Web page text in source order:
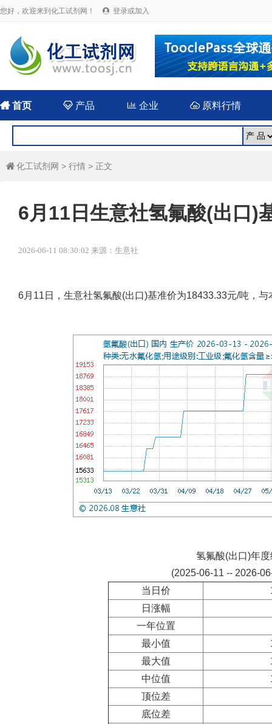
您好，欢迎来到化工试剂网！  登录或加入
首页  产品 企业 原料行情
 化工试剂网 > 行情 > 正文
6月11日生意社氢氟酸(出口)
2026-06-11 08:30:02 来源：生意社
6月11日，生意社氢氟酸(出口)基准价为18433.33元/吨，与
氢氟酸(出口)年
(2025-06-11 -- 2026-
当日价
日涨幅
一年位置
最小值
最大值
中位值
顶位差
底位差